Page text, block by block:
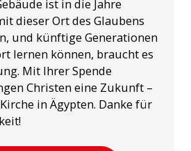
ist in die Jahre
dieser Ort des Glaubens
und künftige Generationen
lernen können, braucht es
Mit Ihrer Spende
Christen eine Zukunft –
in Ägypten. Danke für